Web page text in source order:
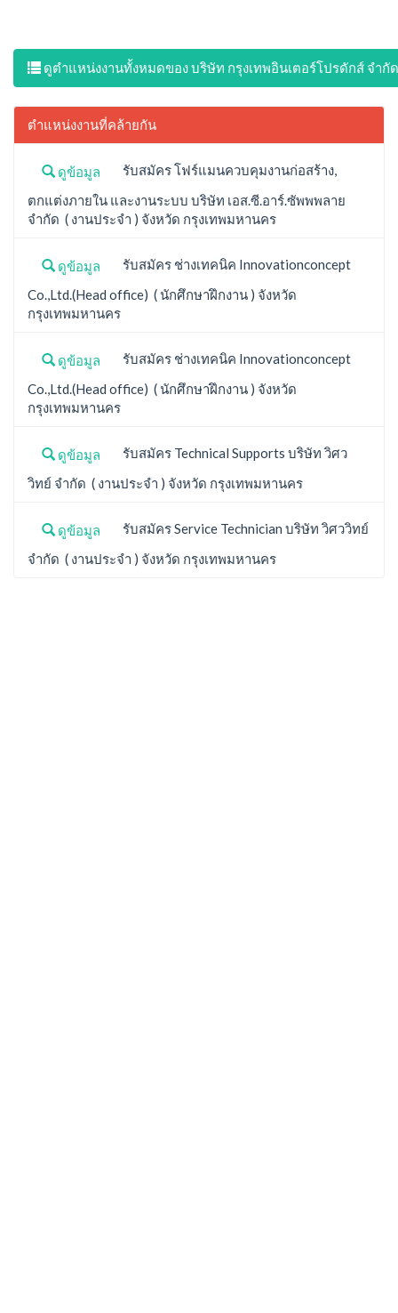
ดูตำแหน่งงานทั้งหมดของ บริษัท กรุงเทพอินเตอร์โปรดักส์ จำกัด
ตำแหน่งงานที่คล้ายกัน
ดูข้อมูล
รับสมัคร โฟร์แมนควบคุมงานก่อสร้าง,
ตกแต่งภายใน และงานระบบ บริษัท เอส.ซี.อาร์.ซัพพพลาย
จำกัด ( งานประจำ ) จังหวัด กรุงเทพมหานคร
ดูข้อมูล
รับสมัคร ช่างเทคนิค Innovationconcept
Co.,Ltd.(Head office) ( นักศึกษาฝึกงาน ) จังหวัด
กรุงเทพมหานคร
ดูข้อมูล
รับสมัคร ช่างเทคนิค Innovationconcept
Co.,Ltd.(Head office) ( นักศึกษาฝึกงาน ) จังหวัด
กรุงเทพมหานคร
ดูข้อมูล
รับสมัคร Technical Supports บริษัท วิศว
วิทย์ จำกัด ( งานประจำ ) จังหวัด กรุงเทพมหานคร
ดูข้อมูล
รับสมัคร Service Technician บริษัท วิศววิทย์
จำกัด ( งานประจำ ) จังหวัด กรุงเทพมหานคร